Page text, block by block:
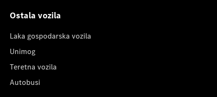
Ostala vozila
Laka gospodarska vozila
Unimog
Teretna vozila
Autobusi